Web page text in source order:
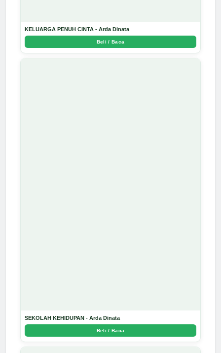
KELUARGA PENUH CINTA - Arda Dinata
Beli / Baca
SEKOLAH KEHIDUPAN - Arda Dinata
Beli / Baca